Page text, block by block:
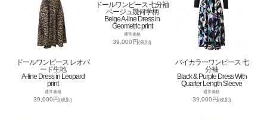
ドールワンピース レオパ
ード生地
A-line Dress in Leopard
print
通常価格
39,000円(税別)
ドールワンピース 七分袖
ベージュ幾何学柄
Beige A-line Dress in
Geometric print
通常価格
39,000円(税別)
バイカラーワンピース 七
分袖
Black & Purple Dress With
Quarter Length Sleeve
通常価格
39,000円(税別)